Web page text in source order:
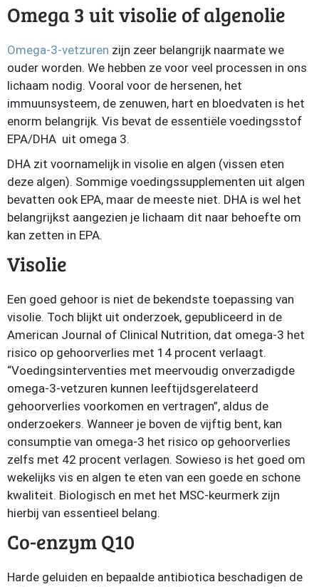
Omega 3 uit visolie of algenolie
Omega-3-vetzuren zijn zeer belangrijk naarmate we
ouder worden. We hebben ze voor veel processen in ons
lichaam nodig. Vooral voor de hersenen, het
immuunsysteem, de zenuwen, hart en bloedvaten is het
enorm belangrijk. Vis bevat de essentiële voedingsstof
EPA/DHA uit omega 3.
DHA zit voornamelijk in visolie en algen (vissen eten
deze algen). Sommige voedingssupplementen uit algen
bevatten ook EPA, maar de meeste niet. DHA is wel het
belangrijkst aangezien je lichaam dit naar behoefte om
kan zetten in EPA.
Visolie
Een goed gehoor is niet de bekendste toepassing van
visolie. Toch blijkt uit onderzoek, gepubliceerd in de
American Journal of Clinical Nutrition, dat omega-3 het
risico op gehoorverlies met 14 procent verlaagt.
“Voedingsinterventies met meervoudig onverzadigde
omega-3-vetzuren kunnen leeftijdsgerelateerd
gehoorverlies voorkomen en vertragen”, aldus de
onderzoekers. Wanneer je boven de vijftig bent, kan
consumptie van omega-3 het risico op gehoorverlies
zelfs met 42 procent verlagen. Sowieso is het goed om
wekelijks vis en algen te eten van een goede en schone
kwaliteit. Biologisch en met het MSC-keurmerk zijn
hierbij van essentieel belang.
Co-enzym Q10
Harde geluiden en bepaalde antibiotica beschadigen de